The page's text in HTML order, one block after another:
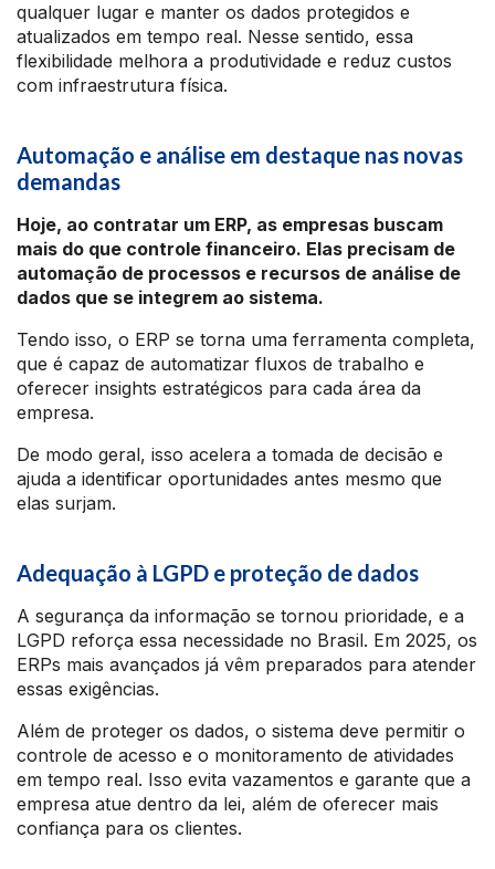
qualquer lugar e manter os dados protegidos e
atualizados em tempo real. Nesse sentido, essa
flexibilidade melhora a produtividade e reduz custos
com infraestrutura física.
Automação e análise em destaque nas novas
demandas
Hoje, ao contratar um ERP, as empresas buscam
mais do que controle financeiro. Elas precisam de
automação de processos e recursos de análise de
dados que se integrem ao sistema.
Tendo isso, o ERP se torna uma ferramenta completa,
que é capaz de automatizar fluxos de trabalho e
oferecer insights estratégicos para cada área da
empresa.
De modo geral, isso acelera a tomada de decisão e
ajuda a identificar oportunidades antes mesmo que
elas surjam.
Adequação à LGPD e proteção de dados
A segurança da informação se tornou prioridade, e a
LGPD reforça essa necessidade no Brasil. Em 2025, os
ERPs mais avançados já vêm preparados para atender
essas exigências.
Além de proteger os dados, o sistema deve permitir o
controle de acesso e o monitoramento de atividades
em tempo real. Isso evita vazamentos e garante que a
empresa atue dentro da lei, além de oferecer mais
confiança para os clientes.